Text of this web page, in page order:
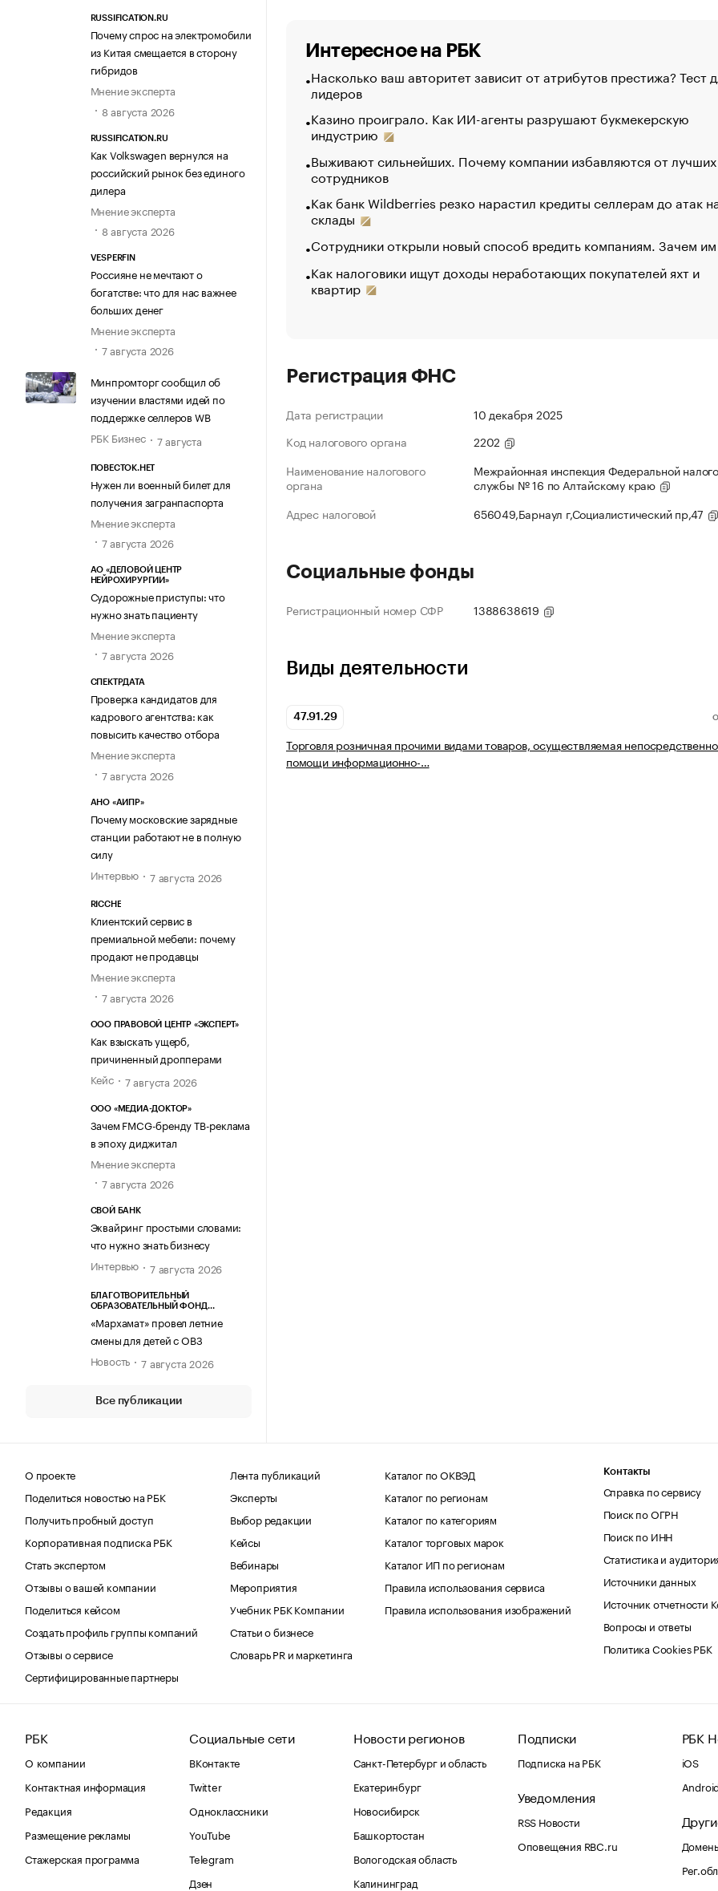
RUSSIFICATION.RU
Почему спрос на электромобили
из Китая смещается в сторону
гибридов
Мнение эксперта
8 августа 2026
RUSSIFICATION.RU
Как Volkswagen вернулся на
российский рынок без единого
дилера
Мнение эксперта
8 августа 2026
VESPERFIN
Россияне не мечтают о
богатстве: что для нас важнее
больших денег
Мнение эксперта
7 августа 2026
Минпромторг сообщил об
изучении властями идей по
поддержке селлеров WB
РБК Бизнес
7 августа
ПОВЕСТОК.НЕТ
Нужен ли военный билет для
получения загранпаспорта
Мнение эксперта
7 августа 2026
АО «ДЕЛОВОЙ ЦЕНТР
НЕЙРОХИРУРГИИ»
Судорожные приступы: что
нужно знать пациенту
Мнение эксперта
7 августа 2026
СПЕКТРДАТА
Проверка кандидатов для
кадрового агентства: как
повысить качество отбора
Мнение эксперта
7 августа 2026
АНО «АИПР»
Почему московские зарядные
станции работают не в полную
силу
Интервью
7 августа 2026
RICCHE
Клиентский сервис в
премиальной мебели: почему
продают не продавцы
Мнение эксперта
7 августа 2026
ООО ПРАВОВОЙ ЦЕНТР «ЭКСПЕРТ»
Как взыскать ущерб,
причиненный дропперами
Кейс
7 августа 2026
ООО «МЕДИА-ДОКТОР»
Зачем FMCG-бренду ТВ-реклама
в эпоху диджитал
Мнение эксперта
7 августа 2026
СВОЙ БАНК
Эквайринг простыми словами:
что нужно знать бизнесу
Интервью
7 августа 2026
БЛАГОТВОРИТЕЛЬНЫЙ
ОБРАЗОВАТЕЛЬНЫЙ ФОНД
«Мархамат» провел летние
смены для детей с ОВЗ
Новость
7 августа 2026
Все публикации
Интересное на РБК
Насколько ваш авторитет зависит от атрибутов престижа? Тест
лидеров
Казино проиграло. Как ИИ-агенты разрушают букмекерскую
индустрию
Выживают сильнейших. Почему компании избавляются от лучших
сотрудников
Как банк Wildberries резко нарастил кредиты селлерам до атак
склады
Сотрудники открыли новый способ вредить компаниям. Зачем
Как налоговики ищут доходы неработающих покупателей яхт и
квартир
Регистрация ФНС
Дата регистрации
10 декабря 2025
Код налогового органа
2202
Наименование налогового
органа
Межрайонная инспекция Федеральной
службы № 16 по Алтайскому краю
Адрес налоговой
656049,Барнаул г,Социалистический пр,47
Социальные фонды
Регистрационный номер СФР 1388638619
Виды деятельности
47.91.29
Торговля розничная прочими видами товаров, осуществляемая
помощи информационно-…
О проекте
Поделиться новостью на РБК
Получить пробный доступ
Корпоративная подписка РБК
Стать экспертом
Отзывы о вашей компании
Поделиться кейсом
Создать профиль группы компаний
Отзывы о сервисе
Сертифицированные партнеры
Лента публикаций
Эксперты
Выбор редакции
Кейсы
Вебинары
Мероприятия
Учебник РБК Компании
Статьи о бизнесе
Словарь PR и маркетинга
Каталог по ОКВЭД
Каталог по регионам
Каталог по категориям
Каталог торговых марок
Каталог ИП по регионам
Правила использования сервиса
Правила использования изображений
Контакты
Справка по сервису
Поиск по ОГРН
Поиск по ИНН
Статистика и
Источники данных
Источник отчетности
Вопросы и ответы
Политика Cookies РБК
РБК
О компании
Контактная информация
Редакция
Размещение рекламы
Стажерская программа
Социальные сети
ВКонтакте
Twitter
Одноклассники
YouTube
Telegram
Дзен
Новости регионов
Санкт-Петербург и область
Екатеринбург
Новосибирск
Башкортостан
Вологодская область
Калининград
Подписки
Подписка на РБК
Уведомления
RSS Новости
Оповещения RBC.ru
РБК
iOS